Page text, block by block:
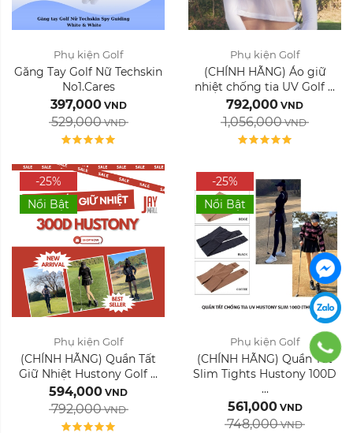
Phụ kiện Golf
Găng Tay Golf Nữ Techskin
No1.Cares
397,000 VND
529,000 VND
Phụ kiện Golf
(CHÍNH HÃNG) Áo giữ
nhiệt chống tia UV Golf ...
792,000 VND
1,056,000 VND
-25%
Nổi Bật
Màu sắc:
Xóa
Phụ kiện Golf
(CHÍNH HÃNG) Quần Tất
Giữ Nhiệt Hustony Golf ...
594,000 VND
792,000 VND
-25%
Nổi Bật
Màu sắc:
Xóa
Phụ kiện Golf
(CHÍNH HÃNG) Quần Tất
Slim Tights Hustony 100D
...
561,000 VND
748,000 VND
Thiết kế: Xóa